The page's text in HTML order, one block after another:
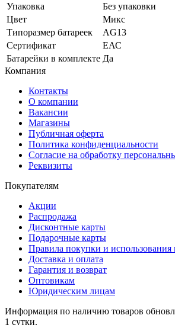
Упаковка
Без упаковки
Цвет
Микс
Типоразмер батареек
AG13
Сертификат
ЕАС
Батарейки в комплекте Да
Компания
Контакты
О компании
Вакансии
Магазины
Публичная оферта
Политика конфиденциальности
Согласие на обработку
Реквизиты
Покупателям
Акции
Распродажа
Дисконтные карты
Подарочные карты
Правила покупки и использования
Доставка и оплата
Гарантия и возврат
Оптовикам
Юридическим лицам
Информация по наличию товаров
1 сутки.